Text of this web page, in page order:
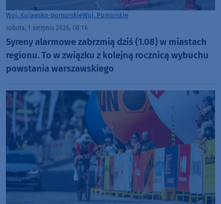
Woj. Kujawsko-pomorskieWoj. Pomorskie
sobota, 1 sierpnia 2026, 08:16
Syreny alarmowe zabrzmią dziś (1.08) w miastach
regionu. To w związku z kolejną rocznicą wybuchu
powstania warszawskiego